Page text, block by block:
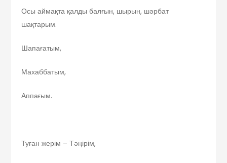
Осы аймақта қалды балғын, шырын, шәрбат
шақтарым.
Шапағатым,
Махаббатым,
Аппағым.
Туған жерім – Тәңірім,